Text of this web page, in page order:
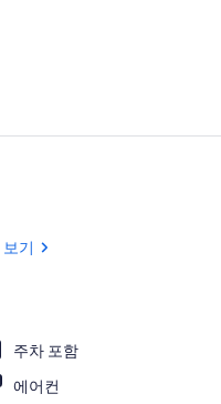
스 트윈룸 | 책상, 암막 커튼, 방음
기
주차 포함
에어컨